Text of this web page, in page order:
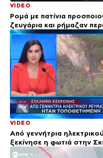
VIDEO
Ρομά με πατίνια
ζευγάρια και ρήμαζαν
VIDEO
Από γεννήτρια
ξεκίνησε η φωτιά στην